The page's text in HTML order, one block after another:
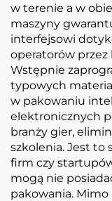
w terenie a w
maszyny
interfejsowi
operatorów
Wstępnie
typowych
w pakowaniu
elektronicznych
branży gier,
szkolenia. Jest to
firm czy
mogą nie
pakowania.